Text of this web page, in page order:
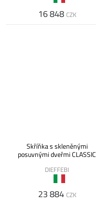
16 848 CZK
Skříňka s skleněnými
posuvnými dveřmi CLASSIC
DIEFFEBI
23 884 CZK